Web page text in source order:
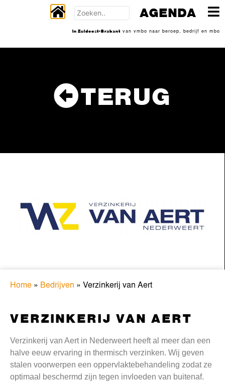
TERUG
Home » Bedrijven » Verzinkerij van Aert
VERZINKERIJ VAN AERT
Verzinkerij van Aert in Nederweert heeft al meer dan een
halve eeuw ervaring in thermisch verzinken. Wij geven
stalen voorwerpen een oppervlaktebehandeling zodat ze
optimaal beschermd zijn tegen invloeden van buitenaf.
AGENDA
In Zuidoost-Brabant van vmbo naar beroep, bedrijf en mbo